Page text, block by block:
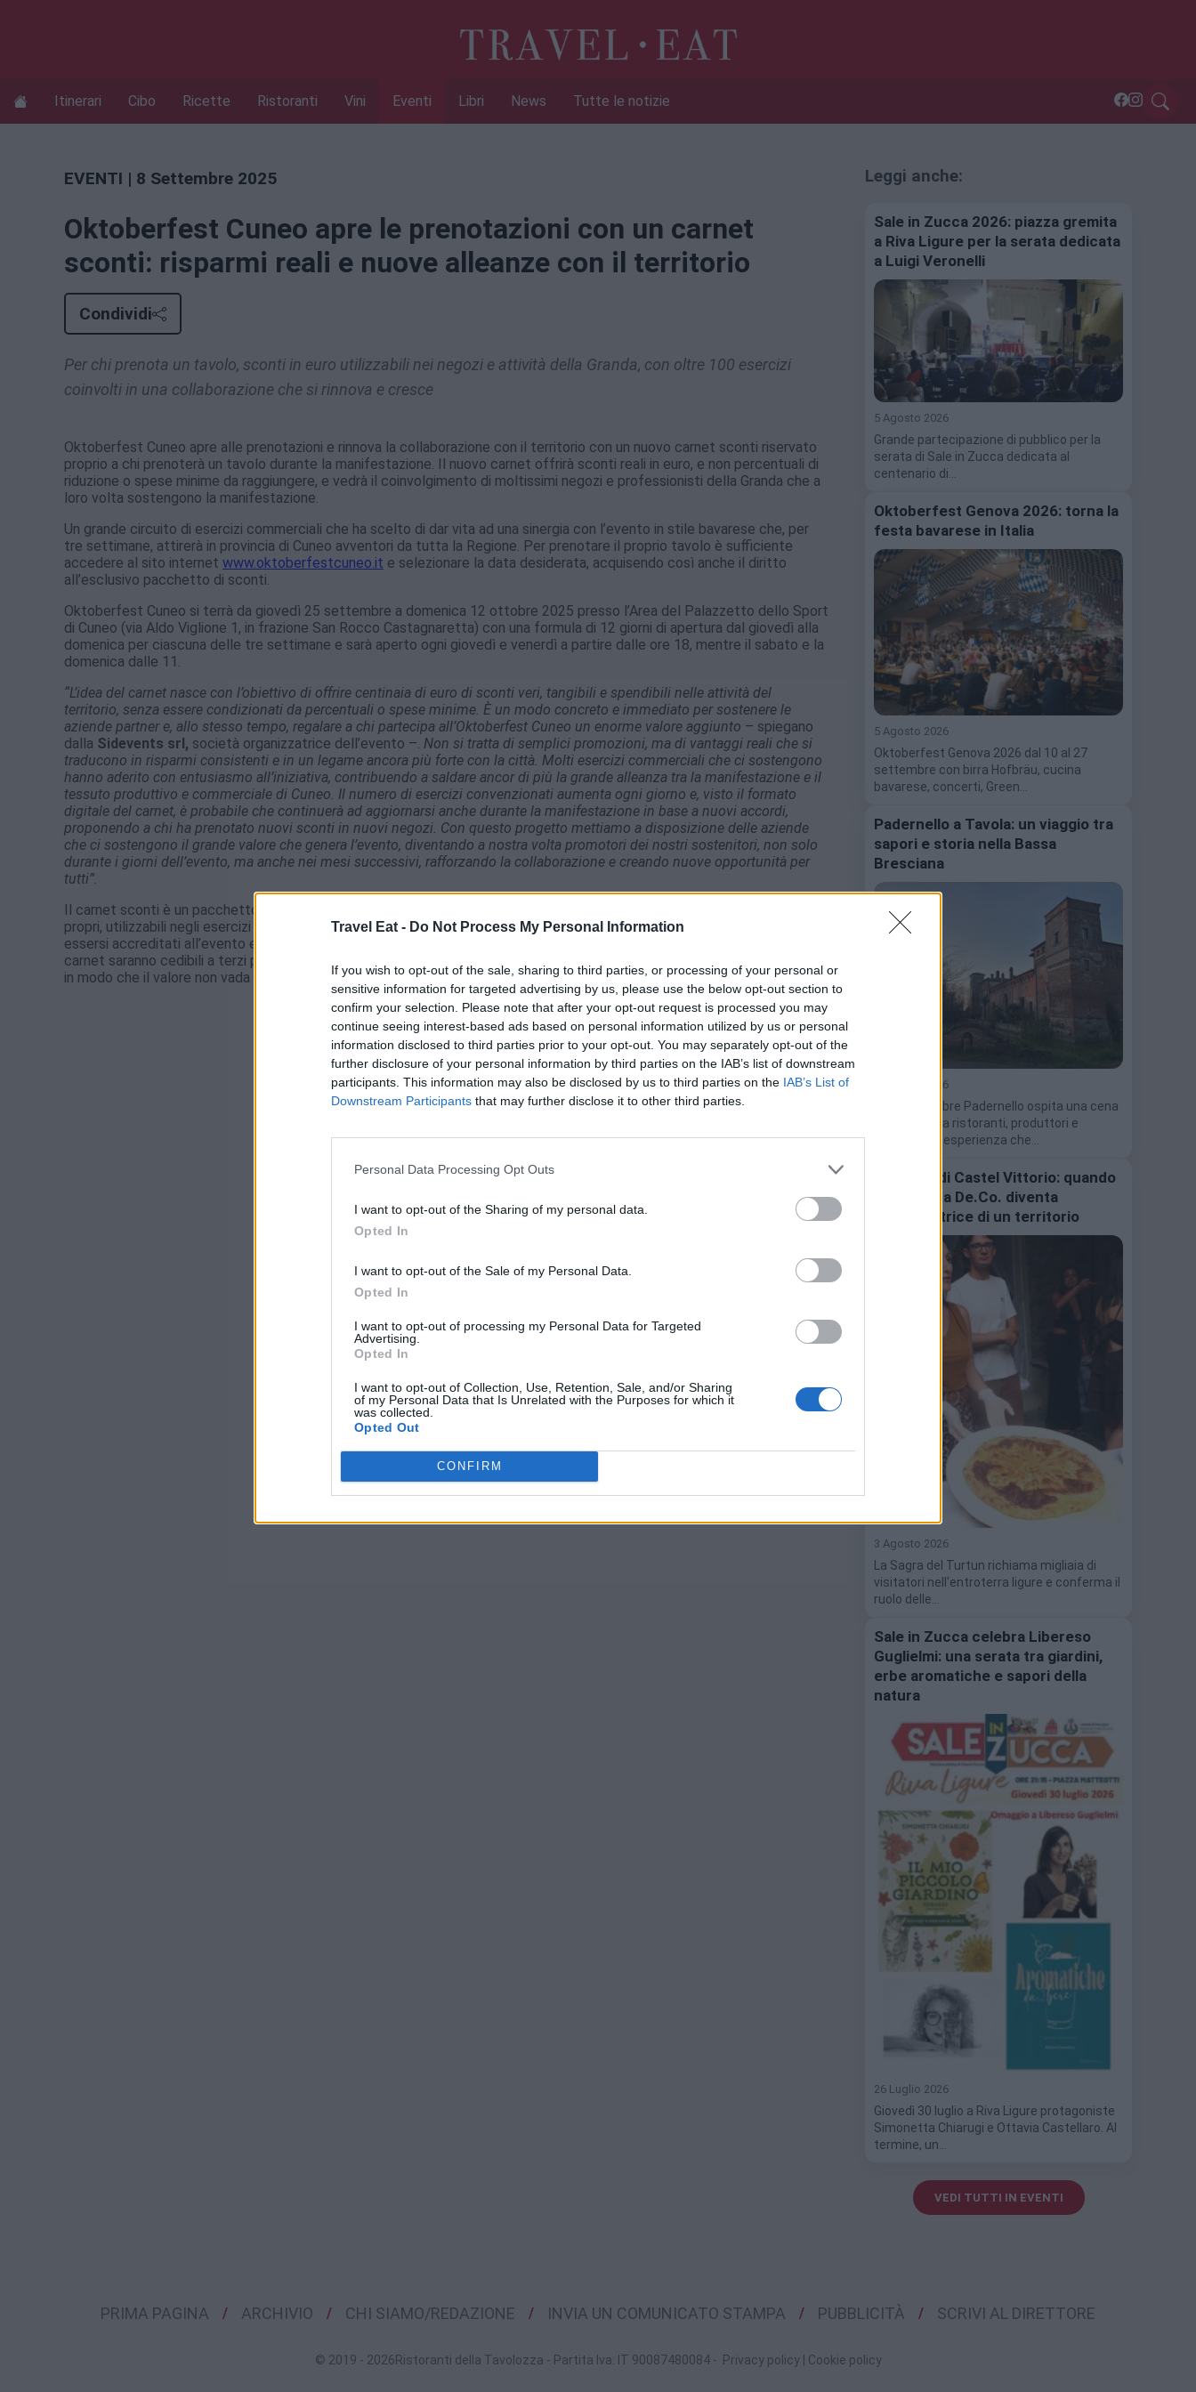
Travel Eat - Do Not Process My Personal Information
If you wish to opt-out of the sale, sharing to third parties, or processing of your personal or
sensitive information for targeted advertising by us, please use the below opt-out section to
confirm your selection. Please note that after your opt-out request is processed you may
continue seeing interest-based ads based on personal information utilized by us or personal
information disclosed to third parties prior to your opt-out. You may separately opt-out of the
further disclosure of your personal information by third parties on the IAB’s list of downstream
participants. This information may also be disclosed by us to third parties on the IAB’s List of
Downstream Participants that may further disclose it to other third parties.
Personal Data Processing Opt Outs
I want to opt-out of the Sharing of my personal data.
Opted In
I want to opt-out of the Sale of my Personal Data.
Opted In
I want to opt-out of processing my Personal Data for Targeted
Advertising.
Opted In
I want to opt-out of Collection, Use, Retention, Sale, and/or Sharing
of my Personal Data that Is Unrelated with the Purposes for which it
was collected.
Opted Out
CONFIRM
Itinerari Cibo Ricette Ristoranti Vini Eventi Libri News Tutte le notizie
EVENTI | 8 Settembre 2025
Oktoberfest Cuneo apre le prenotazioni con un carnet
sconti: risparmi reali e nuove alleanze con il territorio
Condividi
Per chi prenota un tavolo, sconti in euro utilizzabili nei negozi e attività della Granda, con oltre 100 esercizi
coinvolti in una collaborazione che si rinnova e cresce
Oktoberfest Cuneo apre alle prenotazioni e rinnova la collaborazione con il territorio con un nuovo carnet sconti riservato
proprio a chi prenoterà un tavolo durante la manifestazione. Il nuovo carnet offrirà sconti reali in euro, e non percentuali di
riduzione o spese minime da raggiungere, e vedrà il coinvolgimento di moltissimi negozi e professionisti della Granda che a
loro volta sostengono la manifestazione.
Un grande circuito di esercizi commerciali che ha scelto di dar vita ad una sinergia con l’evento in stile bavarese che, per
tre settimane, attirerà in provincia di Cuneo avventori da tutta la Regione. Per prenotare il proprio tavolo è sufficiente
accedere al sito internet www.oktoberfestcuneo.it e selezionare la data desiderata, acquisendo così anche il diritto
all’esclusivo pacchetto di sconti.
Oktoberfest Cuneo si terrà da giovedì 25 settembre a domenica 12 ottobre 2025 presso l’Area del Palazzetto dello Sport
di Cuneo (via Aldo Viglione 1, in frazione San Rocco Castagnaretta) con una formula di 12 giorni di apertura dal giovedì alla
domenica per ciascuna delle tre settimane e sarà aperto ogni giovedì e venerdì a partire dalle ore 18, mentre il sabato e la
domenica dalle 11.
“L’idea del carnet nasce con l’obiettivo di offrire centinaia di euro di sconti veri, tangibili e spendibili nelle attività del
territorio, senza essere condizionati da percentuali o spese minime. È un modo concreto e immediato per sostenere le
aziende partner e, allo stesso tempo, regalare a chi partecipa all’Oktoberfest Cuneo un enorme valore aggiunto – spiegano
dalla Sidevents srl, società organizzatrice dell’evento –. Non si tratta di semplici promozioni, ma di vantaggi reali che si
traducono in risparmi consistenti e in un legame ancora più forte con la città. Molti esercizi commerciali che ci sostengono
hanno aderito con entusiasmo all’iniziativa, contribuendo a saldare ancor di più la grande alleanza tra la manifestazione e il
tessuto produttivo e commerciale di Cuneo. Il numero di esercizi convenzionati aumenta ogni giorno e, visto il formato
digitale del carnet, è probabile che continuerà ad aggiornarsi anche durante la manifestazione in base a nuovi accordi,
proponendo a chi ha prenotato nuovi sconti in nuovi negozi. Con questo progetto mettiamo a disposizione delle aziende
che ci sostengono il grande valore che genera l’evento, diventando a nostra volta promotori dei nostri sostenitori, non solo
durante i giorni dell’evento, ma anche nei mesi successivi, rafforzando la collaborazione e creando nuove opportunità per
tutti”.
Il carnet sconti è un pacchetto esclusivo riservato a chi prenota il proprio tavolo. Non semplici promozioni, ma sconti veri e
propri, utilizzabili negli esercizi commerciali del territorio. Il carnet sarà scaricabile nella propria area digitale riservata dopo
essersi accreditati all’evento e potrà essere utilizzato anche nei mesi successivi alla manifestazione. Inoltre, gli sconti del
carnet saranno cedibili a terzi per dare la possibilità a chi non è interessato ad un determinato servizio di regalarlo ad altri,
in modo che il valore non vada perso.
redazione
Leggi anche:
Sale in Zucca 2026: piazza gremita
a Riva Ligure per la serata dedicata
a Luigi Veronelli
5 Agosto 2026
Grande partecipazione di pubblico per la
serata di Sale in Zucca dedicata al
centenario di…
Oktoberfest Genova 2026: torna la
festa bavarese in Italia
5 Agosto 2026
Oktoberfest Genova 2026 dal 10 al 27
settembre con birra Hofbräu, cucina
bavarese, concerti, Green…
Padernello a Tavola: un viaggio tra
sapori e storia nella Bassa
Bresciana
4 Agosto 2026
Il 13 settembre Padernello ospita una cena
itinerante tra ristoranti, produttori e
Castello. Un'esperienza che…
Il Turtun di Castel Vittorio: quando
una ricetta De.Co. diventa
ambasciatrice di un territorio
3 Agosto 2026
La Sagra del Turtun richiama migliaia di
visitatori nell'entroterra ligure e conferma il
ruolo delle…
Sale in Zucca celebra Libereso
Guglielmi: una serata tra giardini,
erbe aromatiche e sapori della
natura
26 Luglio 2026
Giovedì 30 luglio a Riva Ligure protagoniste
Simonetta Chiarugi e Ottavia Castellaro. Al
termine, un…
VEDI TUTTI IN EVENTI
PRIMA PAGINA ARCHIVIO CHI SIAMO/REDAZIONE INVIA UN COMUNICATO STAMPA PUBBLICITÀ SCRIVI AL DIRETTORE
© 2019 - 2026Ristoranti della Tavolozza - Partita Iva: IT 90087480084 - Privacy policy| Cookie policy